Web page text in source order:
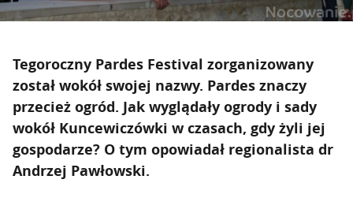
Tegoroczny Pardes Festival zorganizowany
został wokół swojej nazwy. Pardes znaczy
przecież ogród. Jak wyglądały ogrody i sady
wokół Kuncewiczówki w czasach, gdy żyli jej
gospodarze? O tym opowiadał regionalista dr
Andrzej Pawłowski.